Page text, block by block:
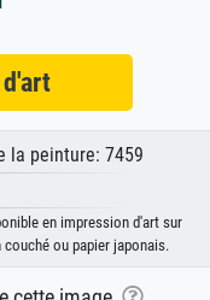
la peinture: 7459
en impression d'art sur
ou papier japonais.